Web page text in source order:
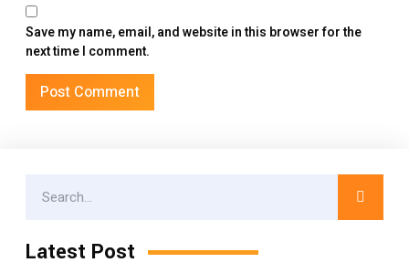
Save my name, email, and website in this browser for the
next time I comment.
Latest Post